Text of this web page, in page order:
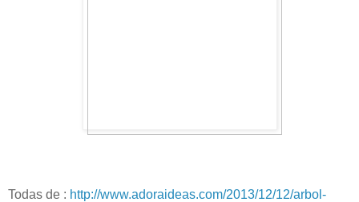
Todas de : http://www.adoraideas.com/2013/12/12/arbol-